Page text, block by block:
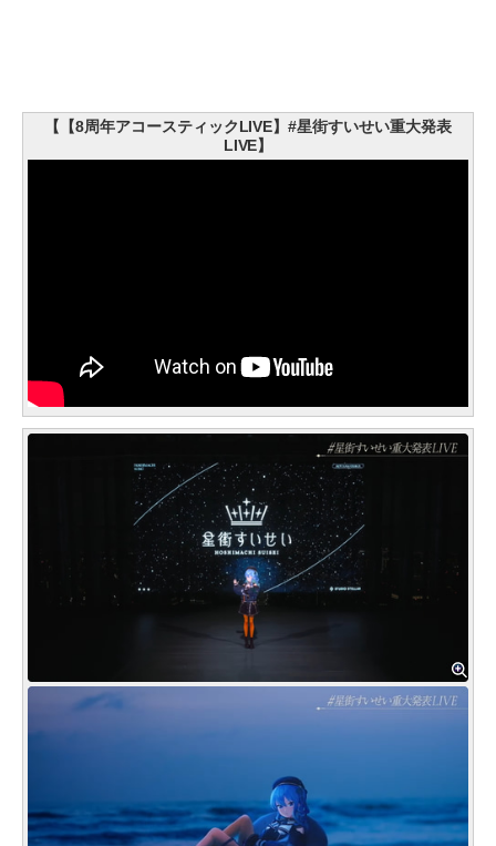
【【8周年アコースティックLIVE】#星街すいせい重大発表
LIVE】